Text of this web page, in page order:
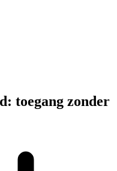
toegang zonder